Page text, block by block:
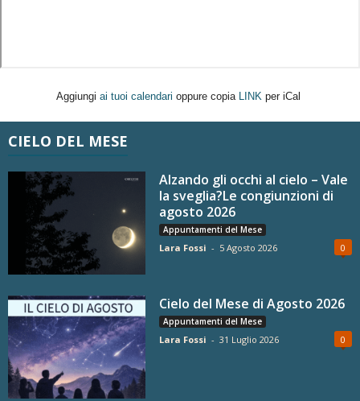
Aggiungi ai tuoi calendari oppure copia LINK per iCal
CIELO DEL MESE
Alzando gli occhi al cielo – Vale
la sveglia?Le congiunzioni di
agosto 2026
Appuntamenti del Mese
Lara Fossi - 5 Agosto 2026 0
Cielo del Mese di Agosto 2026
Appuntamenti del Mese
Lara Fossi - 31 Luglio 2026 0